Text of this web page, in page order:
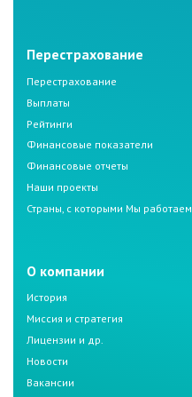
Перестрахование
Перестрахование
Выплаты
Рейтинги
Финансовые показатели
Финансовые отчеты
Наши проекты
Страны, с которыми Мы работаем
О компании
История
Миссия и стратегия
Лицензии и др.
Новости
Вакансии